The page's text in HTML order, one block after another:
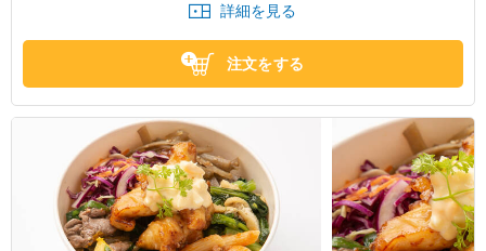
詳細を見る
注文をする